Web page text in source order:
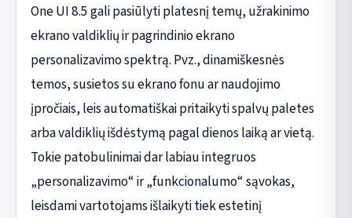
One UI 8.5 gali pasiūlyti platesnį temų, užrakinimo
ekrano valdiklių ir pagrindinio ekrano
personalizavimo spektrą. Pvz., dinamiškesnės
temos, susietos su ekrano fonu ar naudojimo
įpročiais, leis automatiškai pritaikyti spalvų paletes
arba valdiklių išdėstymą pagal dienos laiką ar vietą.
Tokie patobulinimai dar labiau integruos
„personalizavimo“ ir „funkcionalumo“ sąvokas,
leisdami vartotojams išlaikyti tiek estetinį